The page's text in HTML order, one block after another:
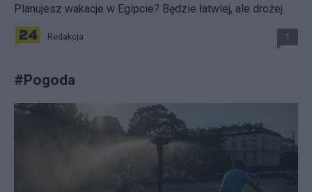
Planujesz wakacje w Egipcie? Będzie łatwiej, ale drożej
Redakcja 1
#Pogoda